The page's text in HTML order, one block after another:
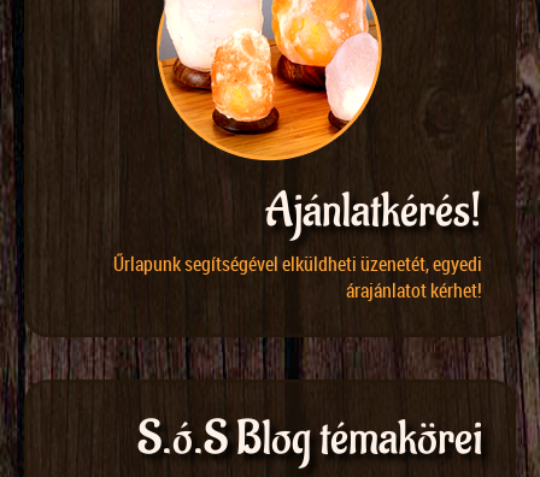
Ajánlatkérés!
Űrlapunk segítségével elküldheti üzenetét, egyedi
árajánlatot kérhet!
S.ó.S Blog témakörei